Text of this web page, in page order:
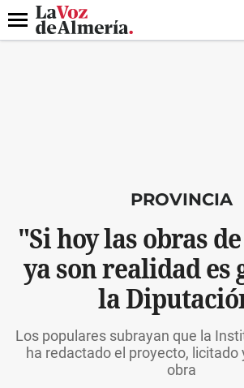
DESTACADO
Menú
PROVINCIA
"Si hoy las obras
ya son realidad es
la
Los populares subrayan que la
ha redactado el proyecto, licitado
obra